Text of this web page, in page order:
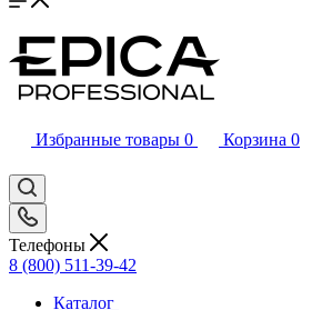
Избранные товары 0 Корзина 0
Телефоны
8 (800) 511-39-42
Каталог